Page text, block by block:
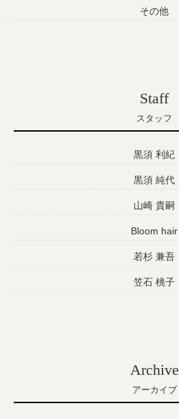
その他
Staff
スタッフ
黒須 利紀
黒須 純代
山崎 貴嗣
Bloom hair
若杉 兼吾
笠石 桃子
Archive
アーカイブ